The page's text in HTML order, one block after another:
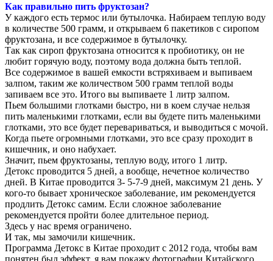
Как правильно пить фруктозан?
У каждого есть термос или бутылочка. Набираем теплую воду
в количестве 500 грамм, и открываем 6 пакетиков с сиропом
фруктозана, и все содержимое в бутылочку.
Так как сироп фруктозана относится к пробиотику, он не
любит горячую воду, поэтому вода должна быть теплой.
Все содержимое в вашей емкости встряхиваем и выпиваем
залпом, таким же количеством 500 грамм теплой воды
запиваем все это. Итого вы выпиваете 1 литр залпом.
Пьем большими глотками быстро, ни в коем случае нельзя
пить маленькими глотками, если вы будете пить маленькими
глотками, это все будет перевариваться, и выводиться с мочой.
Когда пьете огромными глотками, это все сразу проходит в
кишечник, и оно набухает.
Значит, пьем фруктозаны, теплую воду, итого 1 литр.
Детокс проводится 5 дней, а вообще, нечетное количество
дней. В Китае проводится 3- 5-7-9 дней, максимум 21 день. У
кого-то бывает хроническое заболевание, им рекомендуется
продлить Детокс самим. Если сложное заболевание
рекомендуется пройти более длительное период.
Здесь у нас время ограничено.
И так, мы замочили кишечник.
Программа Детокс в Китае проходит с 2012 года, чтобы вам
понятен был эффект, я вам покажу фотографии Китайского